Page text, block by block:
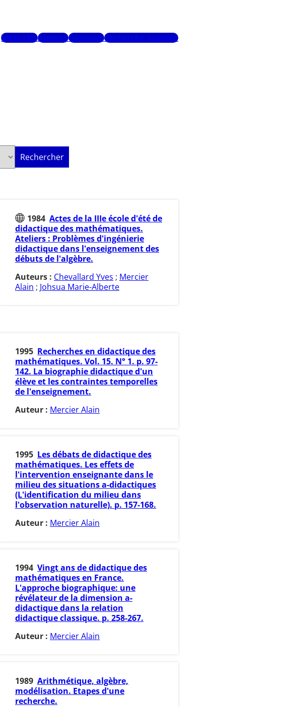
Mots-clésAuteursGlossaireRecherche avancée
Rechercher
1984 Actes de la IIIe école d'été de
didactique des mathématiques.
Ateliers : Problèmes d'ingénierie
didactique dans l'enseignement des
débuts de l'algèbre.
Auteurs : Chevallard Yves ; Mercier
Alain ; Johsua Marie-Alberte
1995 Recherches en didactique des
mathématiques. Vol. 15. N° 1. p. 97-
142. La biographie didactique d'un
élève et les contraintes temporelles
de l'enseignement.
Auteur : Mercier Alain
1995 Les débats de didactique des
mathématiques. Les effets de
l'intervention enseignante dans le
milieu des situations a-didactiques
(L'identification du milieu dans
l'observation naturelle). p. 157-168.
Auteur : Mercier Alain
1994 Vingt ans de didactique des
mathématiques en France.
L'approche biographique: une
révélateur de la dimension a-
didactique dans la relation
didactique classique. p. 258-267.
Auteur : Mercier Alain
1989 Arithmétique, algèbre,
modélisation. Etapes d'une
recherche.